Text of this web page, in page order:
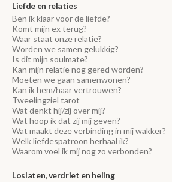
Liefde en relaties
Ben ik klaar voor de liefde?
Komt mijn ex terug?
Waar staat onze relatie?
Worden we samen gelukkig?
Is dit mijn soulmate?
Kan mijn relatie nog gered worden?
Moeten we gaan samenwonen?
Kan ik hem/haar vertrouwen?
Tweelingziel tarot
Wat denkt hij/zij over mij?
Wat hoop ik dat zij mij geven?
Wat maakt deze verbinding in mij wakker?
Welk liefdespatroon herhaal ik?
Waarom voel ik mij nog zo verbonden?
Loslaten, verdriet en heling